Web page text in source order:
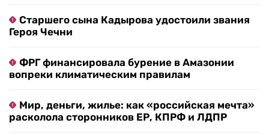
Старшего сына Кадырова удостоили звания
Героя Чечни
ФРГ финансировала бурение в Амазонии
вопреки климатическим правилам
Мир, деньги, жилье: как «российская мечта»
расколола сторонников ЕР, КПРФ и ЛДПР